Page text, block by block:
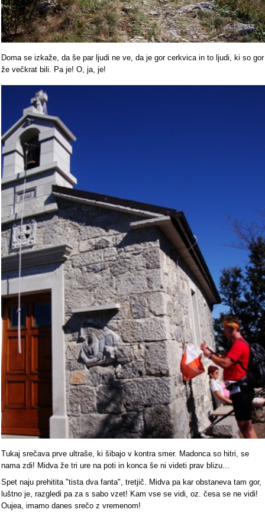
Doma se izkaže, da še par ljudi ne ve, da je gor cerkvica in to ljudi, ki so gor
že večkrat bili. Pa je! O, ja, je!
Tukaj srečava prve ultraše, ki šibajo v kontra smer. Madonca so hitri, se
nama zdi! Midva že tri ure na poti in konca še ni videti prav blizu...
Spet naju prehitita "tista dva fanta", tretjič. Midva pa kar obstaneva tam gor,
luštno je, razgledi pa za s sabo vzet! Kam vse se vidi, oz. česa se ne vidi!
Oujea, imamo danes srečo z vremenom!